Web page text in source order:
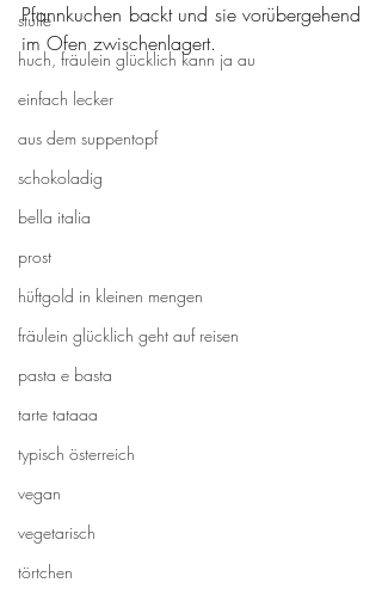
stulle
huch, fräulein glücklich kann ja au
einfach lecker
aus dem suppentopf
schokoladig
bella italia
prost
hüftgold in kleinen mengen
fräulein glücklich geht auf reisen
pasta e basta
tarte tataaa
typisch österreich
vegan
vegetarisch
törtchen
Pfannkuchen backt und sie vorübergehend
im Ofen zwischenlagert.